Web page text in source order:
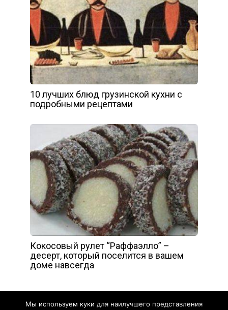
10 лучших блюд грузинской кухни с
подробными рецептами
Кокосовый рулет “Раффаэлло” –
десерт, который поселится в вашем
доме навсегда
Мы используем куки для наилучшего представления